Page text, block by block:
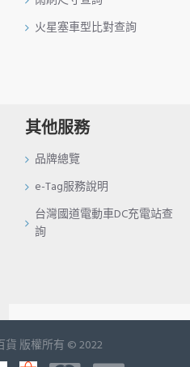
火星塞車型比對查詢
其他服務
品牌總覽
e-Tag服務說明
台灣國道電動車DC充電站查
詢
貨 版權所有 © 2022